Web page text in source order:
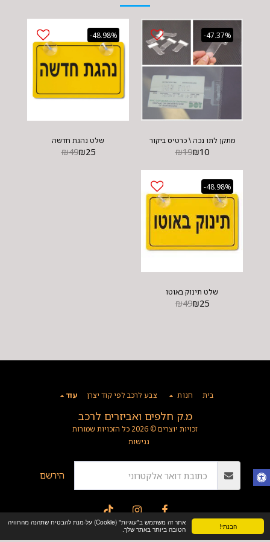
הבנתי!
אתר זה משתמש ב"עוגיות" (Cookie) על-מנת להבטיח שתהנה מהחוויה
הטובה ביותר באתר שלך.
-47.37%
מתקן לתו נכה \ כרטיס ביקור
₪19₪10
-48.98%
שלט נהגת חדשה
₪49₪25
-48.98%
שלט תינוק באוטו
₪49₪25
מ.ק חלפים ואביזרים לרכב
זכויות יוצרים © 2026 כל הזכויות שמורות
נגישות
בית חנות צבע לרכב לפי קוד יצרן עוד
הירשם